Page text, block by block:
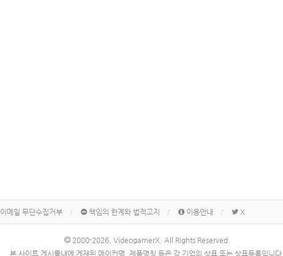
이메일 무단수집거부 책임의 한계와 법적고지 이용안내 X
2000-2026, VideogamerX. All Rights Reserved.
본 사이트 게시물내에 게재된 메이커명, 제품명칭 등은 각 기업의 상표 또는 상표등록입니다.